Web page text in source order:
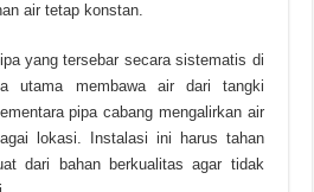
air tetap konstan.
yang tersebar secara sistematis di
utama membawa air dari tangki
pipa cabang mengalirkan air
lokasi. Instalasi ini harus tahan
dari bahan berkualitas agar tidak